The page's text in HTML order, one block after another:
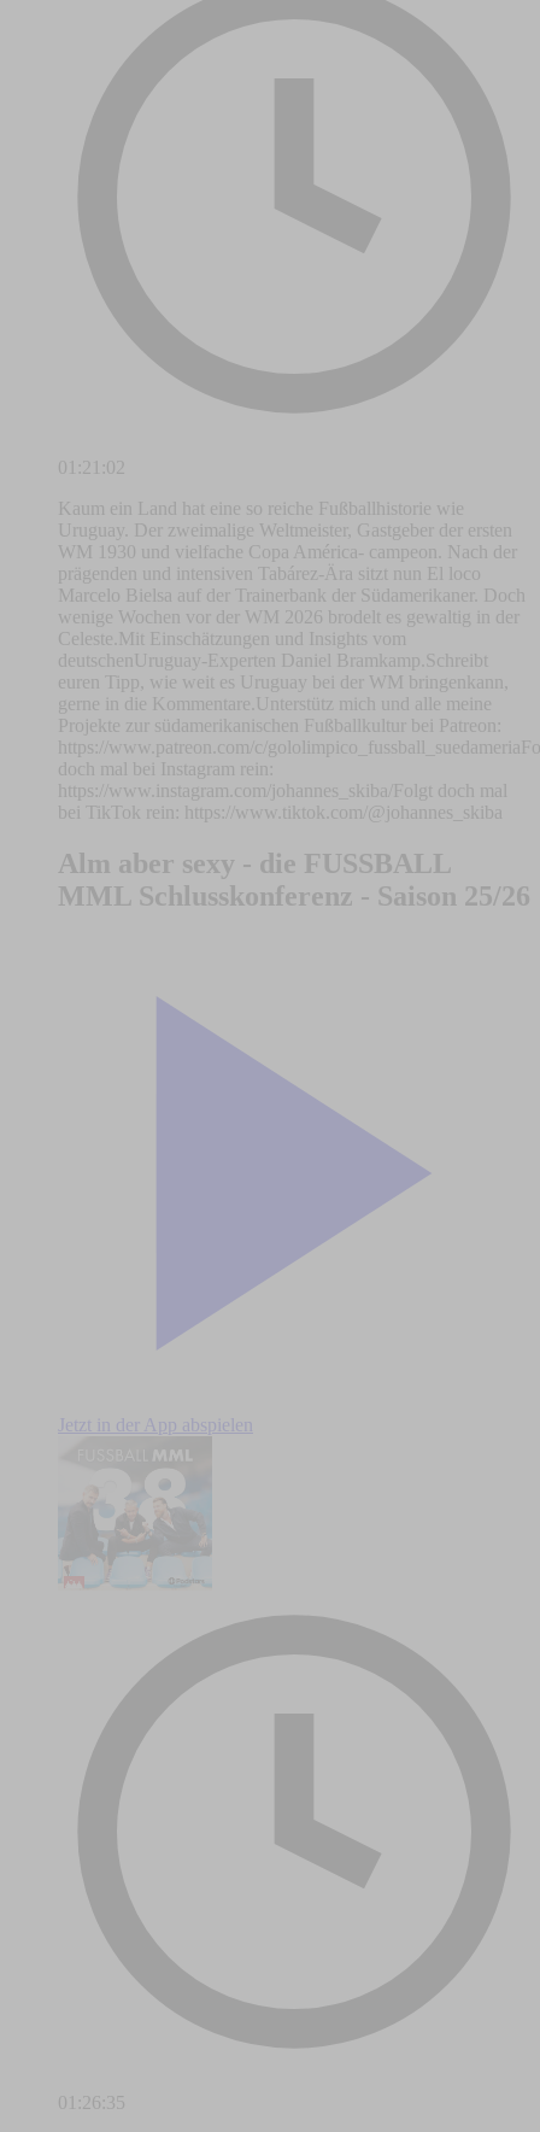
01:21:02
Kaum ein Land hat eine so reiche Fußballhistorie wie
Uruguay. Der zweimalige Weltmeister, Gastgeber der ersten
WM 1930 und vielfache Copa América- campeon. Nach der
prägenden und intensiven Tabárez‑Ära sitzt nun El loco
Marcelo Bielsa auf der Trainerbank der Südamerikaner. Doch
wenige Wochen vor der WM 2026 brodelt es gewaltig in der
Celeste.Mit Einschätzungen und Insights vom
deutschenUruguay-Experten Daniel Bramkamp.Schreibt
euren Tipp, wie weit es Uruguay bei der WM bringenkann,
gerne in die Kommentare.Unterstütz mich und alle meine
Projekte zur südamerikanischen Fußballkultur bei Patreon:
https://www.patreon.com/c/
doch mal bei Instagram rein:
https://www.instagram.com/johannes_skiba/Folgt doch mal
bei TikTok rein: https://www.tiktok.com/@johannes_skiba
Alm aber sexy - die FUSSBALL
MML Schlusskonferenz - Saison 25/26
Jetzt in der App abspielen
01:26:35